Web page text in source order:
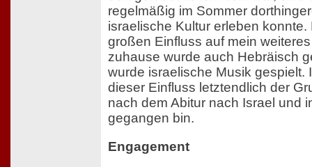
regelmäßig im Sommer
israelische Kultur erleben
großen Einfluss auf mein
zuhause wurde auch Hebräisch
wurde israelische Musik gespielt.
dieser Einfluss letztendlich der
nach dem Abitur nach Israel und
gegangen bin.
Engagement